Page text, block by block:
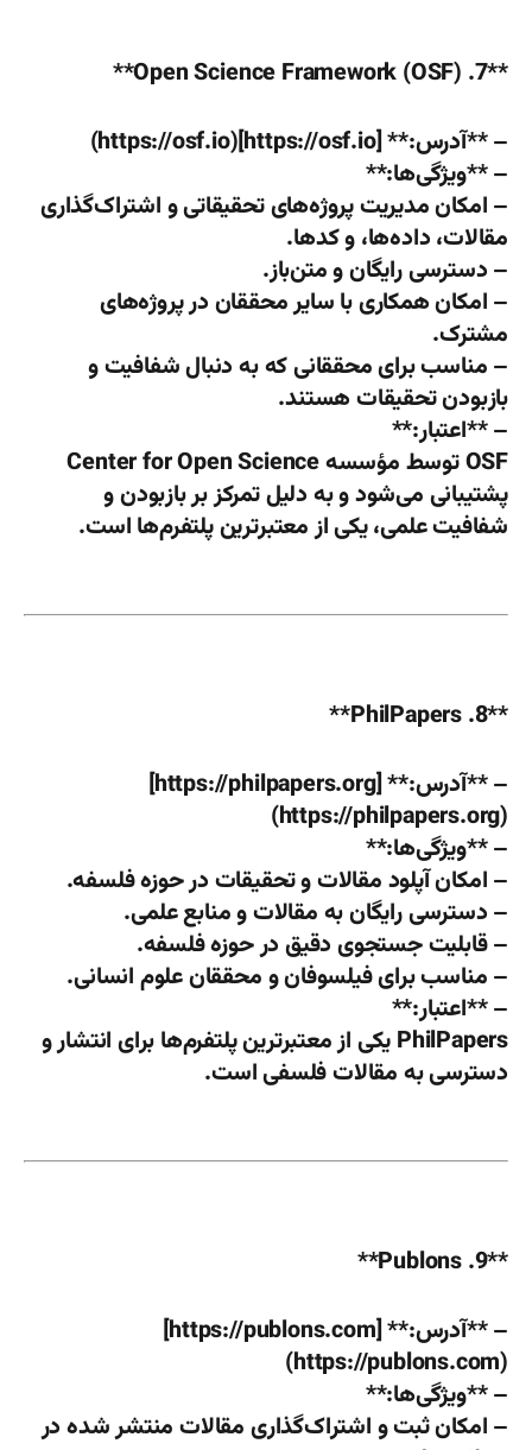
**7. Open Science Framework (OSF)**
– **آدرس:** [https://osf.io](https://osf.io)
– **ویژگی‌ها:**
– امکان مدیریت پروژه‌های تحقیقاتی و اشتراک‌گذاری
مقالات، داده‌ها، و کدها.
– دسترسی رایگان و متن‌باز.
– امکان همکاری با سایر محققان در پروژه‌های
مشترک.
– مناسب برای محققانی که به دنبال شفافیت و
بازبودن تحقیقات هستند.
– **اعتبار:**
OSF توسط مؤسسه Center for Open Science
پشتیبانی می‌شود و به دلیل تمرکز بر بازبودن و
شفافیت علمی، یکی از معتبرترین پلتفرم‌ها است.
**8. PhilPapers**
– **آدرس:** [https://philpapers.org]
(https://philpapers.org)
– **ویژگی‌ها:**
– امکان آپلود مقالات و تحقیقات در حوزه فلسفه.
– دسترسی رایگان به مقالات و منابع علمی.
– قابلیت جستجوی دقیق در حوزه فلسفه.
– مناسب برای فیلسوفان و محققان علوم انسانی.
– **اعتبار:**
PhilPapers یکی از معتبرترین پلتفرم‌ها برای انتشار و
دسترسی به مقالات فلسفی است.
**9. Publons**
– **آدرس:** [https://publons.com]
(https://publons.com)
– **ویژگی‌ها:**
– امکان ثبت و اشتراک‌گذاری مقالات منتشر شده در